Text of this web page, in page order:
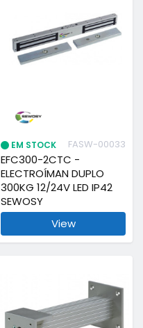
EM STOCK FASW-00033
EFC300-2CTC -
ELECTROÍMAN DUPLO
300KG 12/24V LED IP42
SEWOSY
View